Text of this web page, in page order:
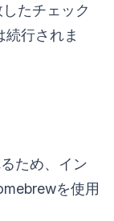
たチェック
行されま
ため、イン
を使用